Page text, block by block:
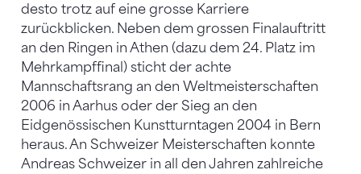
desto trotz auf eine grosse Karriere
zurückblicken. Neben dem grossen Finalauftritt
an den Ringen in Athen (dazu dem 24. Platz im
Mehrkampffinal) sticht der achte
Mannschaftsrang an den Weltmeisterschaften
2006 in Aarhus oder der Sieg an den
Eidgenössischen Kunstturntagen 2004 in Bern
heraus. An Schweizer Meisterschaften konnte
Andreas Schweizer in all den Jahren zahlreiche